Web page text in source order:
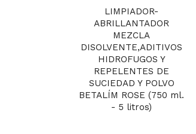
LIMPIADOR-
ABRILLANTADOR
MEZCLA
DISOLVENTE,ADITIVOS
HIDROFUGOS Y
REPELENTES DE
SUCIEDAD Y POLVO
BETALÍM ROSE (750 ml.
- 5 litros)